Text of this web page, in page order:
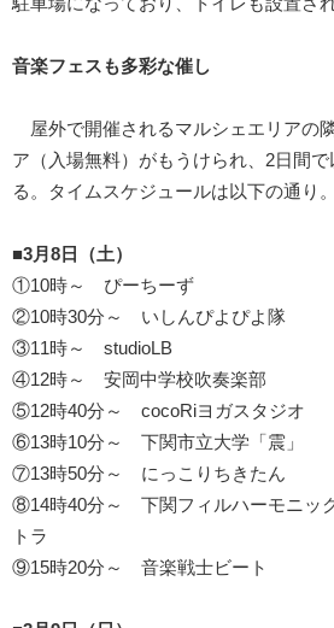
音楽フェスも多彩な催し
屋外で開催されるマルシェエリアの
ア（入場無料）がもうけられ、2日間
る。タイムスケジュールは以下の通り。
■3月8日（土）
①10時～ ぴーちーず
②10時30分～ いしんぴよぴよ隊
③11時～ studioLB
④12時～ 安岡中学校吹奏楽部
⑤12時40分～ cocoRiヨガスタジオ
⑥13時10分～ 下関市立大学「震」
⑦13時50分～ にっこりちきたん
⑧14時40分～ 下関フィルハーモニッ
トラ
⑨15時20分～ 音楽戦士ビート